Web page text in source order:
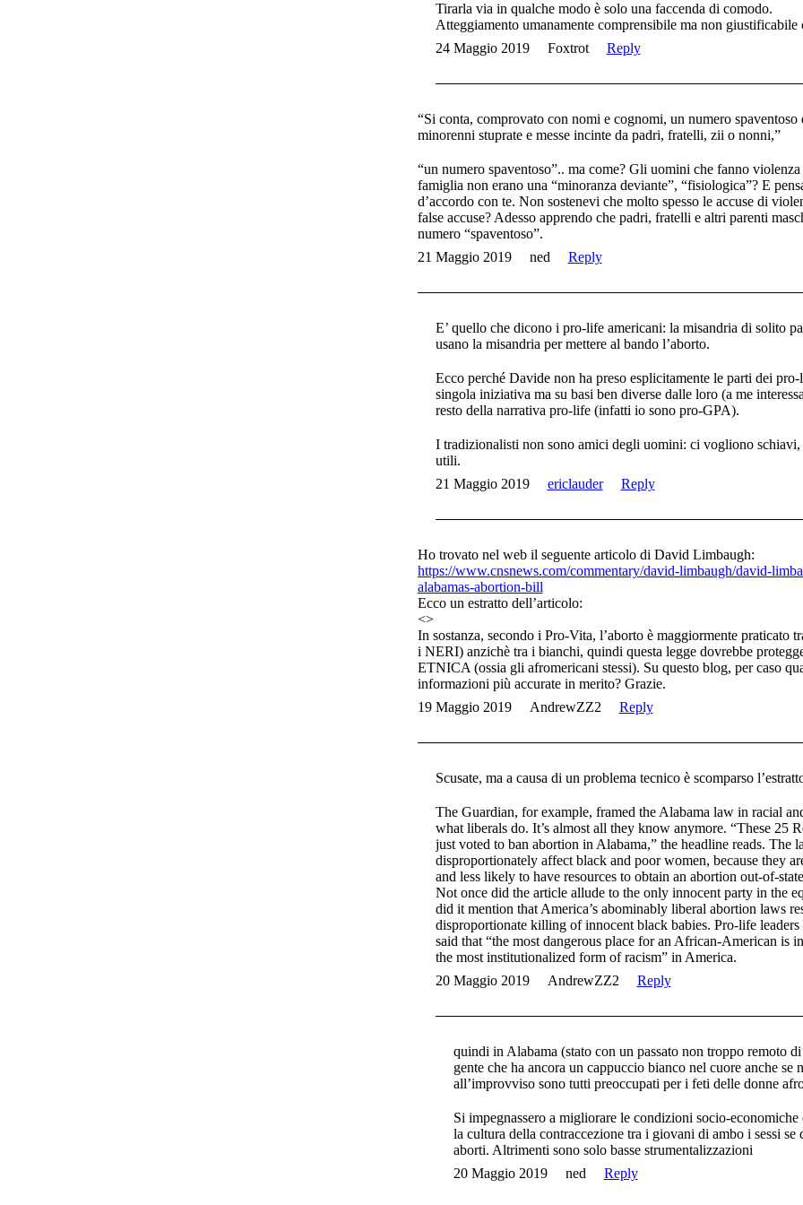
Tirarla via in qualche modo è solo una faccenda di comodo.
Atteggiamento umanamente comprensibile ma non giustificabile
24 Maggio 2019
Foxtrot Reply
“Si conta, comprovato con nomi e cognomi, un numero
minorenni stuprate e messe incinte da padri, fratelli, zii o nonni,”
“un numero spaventoso”.. ma come? Gli uomini che fanno
famiglia non erano una “minoranza deviante”, “fisiologica”? E
d’accordo con te. Non sostenevi che molto spesso le accuse di
false accuse? Adesso apprendo che padri, fratelli e altri parenti
numero “spaventoso”.
21 Maggio 2019
ned Reply
E’ quello che dicono i pro-life americani: la misandria di solito
usano la misandria per mettere al bando l’aborto.
Ecco perché Davide non ha preso esplicitamente le parti dei
singola iniziativa ma su basi ben diverse dalle loro (a me
resto della narrativa pro-life (infatti io sono pro-GPA).
I tradizionalisti non sono amici degli uomini: ci vogliono schiavi,
utili.
21 Maggio 2019
ericlauder Reply
Ho trovato nel web il seguente articolo di David Limbaugh:
https://www.cnsnews.com/commentary/david-limbaugh/david-
alabamas-abortion-bill
Ecco un estratto dell’articolo:
<>
In sostanza, secondo i Pro-Vita, l’aborto è maggiormente
i NERI) anzichè tra i bianchi, quindi questa legge dovrebbe
ETNICA (ossia gli afromericani stessi). Su questo blog, per caso
informazioni più accurate in merito? Grazie.
19 Maggio 2019
AndrewZZ2 Reply
Scusate, ma a causa di un problema tecnico è scomparso
The Guardian, for example, framed the Alabama law in racial
what liberals do. It’s almost all they know anymore. “These
just voted to ban abortion in Alabama,” the headline reads. The
disproportionately affect black and poor women, because they
and less likely to have resources to obtain an abortion out-of-
Not once did the article allude to the only innocent party in the
did it mention that America’s abominably liberal abortion laws
disproportionate killing of innocent black babies. Pro-life
said that “the most dangerous place for an African-American is
the most institutionalized form of racism” in America.
20 Maggio 2019
AndrewZZ2 Reply
quindi in Alabama (stato con un passato non troppo remoto di
gente che ha ancora un cappuccio bianco nel cuore anche se
all’improvviso sono tutti preoccupati per i feti delle donne
Si impegnassero a migliorare le condizioni socio-
la cultura della contraccezione tra i giovani di ambo i sessi
aborti. Altrimenti sono solo basse strumentalizzazioni
20 Maggio 2019
ned Reply